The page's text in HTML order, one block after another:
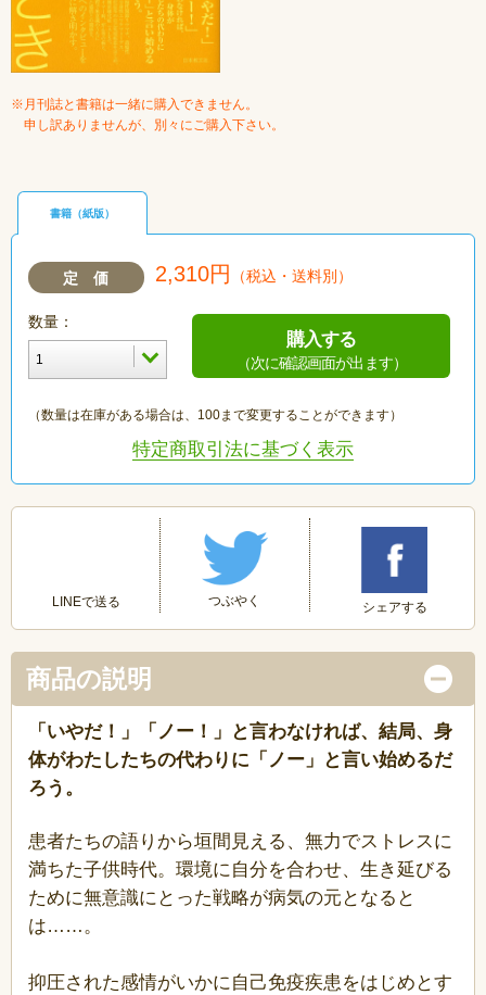
※月刊誌と書籍は一緒に購入できません。
申し訳ありませんが、別々にご購入下さい。
書籍（紙版）
定 価 2,310円 （税込・送料別）
数量：
購入する
（次に確認画面が出ます）
（数量は在庫がある場合は、100まで変更することができます）
特定商取引法に基づく表示
LINEで送る つぶやく シェアする
商品の説明
「いやだ！」「ノー！」と言わなければ、結局、身
体がわたしたちの代わりに「ノー」と言い始めるだ
ろう。
患者たちの語りから垣間見える、無力でストレスに
満ちた子供時代。環境に自分を合わせ、生き延びる
ために無意識にとった戦略が病気の元となると
は……。
抑圧された感情がいかに自己免疫疾患をはじめとす